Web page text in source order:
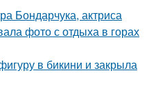
Бондарчука, актриса
фото с отдыха в горах
в бикини и закрыла